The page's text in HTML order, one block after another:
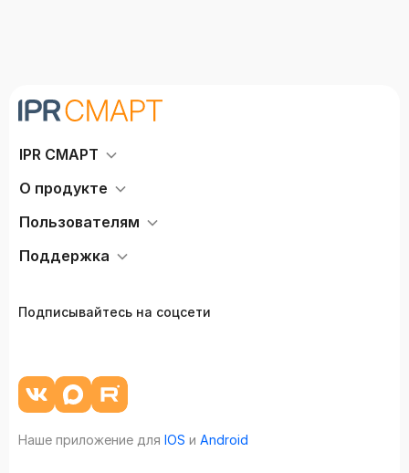
IPR СМАРТ
О продукте
Пользователям
Поддержка
Подписывайтесь на соцсети
Наше приложение для IOS и Android